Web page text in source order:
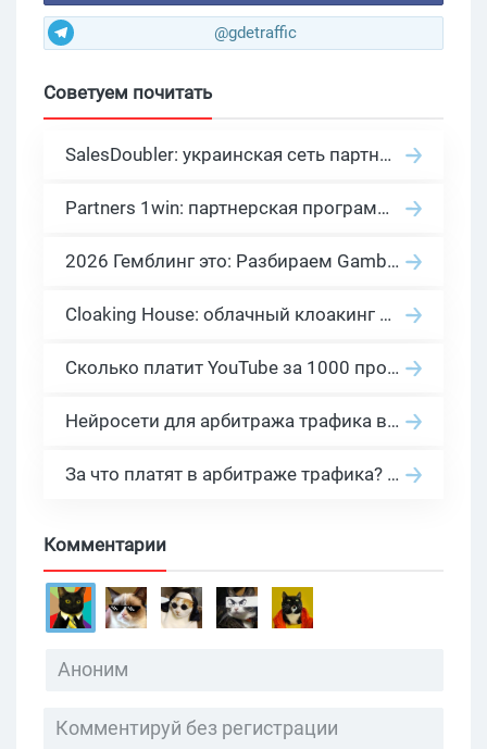
@gdetraffic
Советуем почитать
SalesDoubler: украинская сеть партнерских программ с оплатой за действие
Partners 1win: партнерская программа казино в нише гемблинг арбитраж
2026 Гемблинг это: Разбираем Gambling вертикаль, и все что связано с гемблинг и беттинг офферами
Cloaking House: облачный клоакинг для фильтрации ботов FB и Google Ads — гайд PHP-интеграции 2026
Сколько платит YouTube за 1000 просмотров в 2026: реальные цифры от 0.5 до 36 USD по ГЕО
Нейросети для арбитража трафика в 2026: инструменты, кейсы и AI-медиабайеры
За что платят в арбитраже трафика? 30 моделей оплаты в бурж и СНГ партнерках
Комментарии